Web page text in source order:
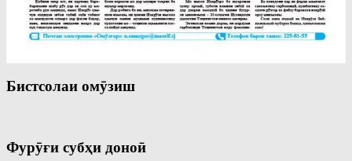
Бистсолаи омӯзиш
Фурӯғи субҳи доноӣ